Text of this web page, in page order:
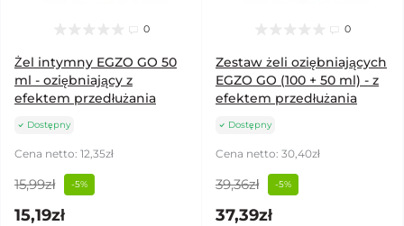
0
Żel intymny EGZO GO 50
ml - oziębniający z
efektem przedłużania
Dostępny
Cena netto: 12,35zł
15,99zł -5%
15,19zł
0
Zestaw żeli oziębniających
EGZO GO (100 + 50 ml) - z
efektem przedłużania
Dostępny
Cena netto: 30,40zł
39,36zł -5%
37,39zł